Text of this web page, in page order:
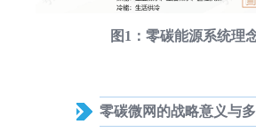
图1：零碳能源系统理
零碳微网的战略意义与